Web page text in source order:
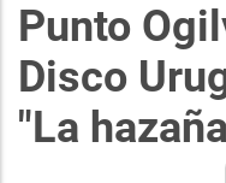
Punto
Disco
"La